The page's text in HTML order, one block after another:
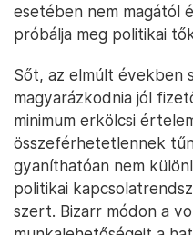
esetében nem magától
próbálja meg politikai
Sőt, az elmúlt években
magyarázkodnia jól
minimum erkölcsi
összeférhetetlennek
gyaníthatóan nem
politikai
szert. Bizarr módon a